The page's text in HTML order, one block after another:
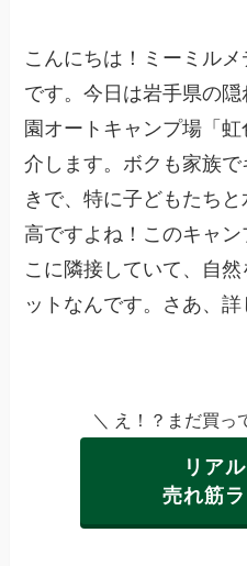
こんにちは！ミーミル
です。今日は岩手県の
園オートキャンプ場「
介します。ボクも家族
きで、特に子どもたち
高ですよね！このキャ
こに隣接していて、自
ットなんです。さあ、
＼ え！？まだ買っ
リア
売れ筋